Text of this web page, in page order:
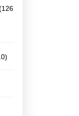
126
10